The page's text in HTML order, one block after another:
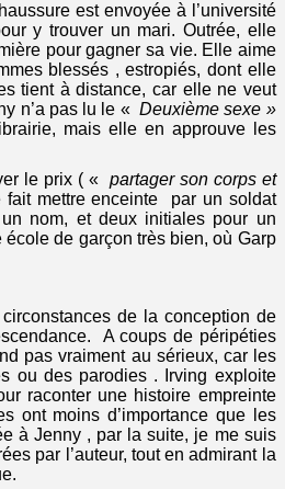
est envoyée à l’université
y trouver un mari. Outrée, elle
pour gagner sa vie. Elle aime
blessés , estropiés, dont elle
tient à distance, car elle ne veut
n’a pas lu le «Deuxième sexe »
mais elle en approuve les
le prix ( « partager son corps et
mettre enceinte par un soldat
nom, et deux initiales pour un
de garçon très bien, où Garp
de la conception de
A coups de péripéties
pas vraiment au sérieux, car les
ou des parodies . Irving exploite
raconter une histoire empreinte
ont moins d’importance que les
à Jenny , par la suite, je me suis
par l’auteur, tout en admirant la